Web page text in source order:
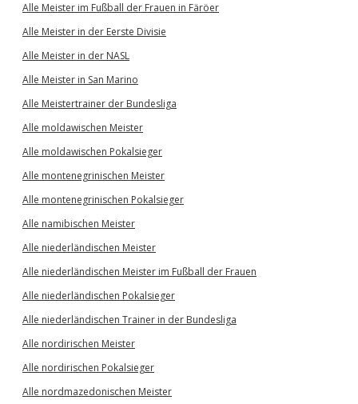
Alle Meister im Fußball der Frauen in Färöer
Alle Meister in der Eerste Divisie
Alle Meister in der NASL
Alle Meister in San Marino
Alle Meistertrainer der Bundesliga
Alle moldawischen Meister
Alle moldawischen Pokalsieger
Alle montenegrinischen Meister
Alle montenegrinischen Pokalsieger
Alle namibischen Meister
Alle niederländischen Meister
Alle niederländischen Meister im Fußball der Frauen
Alle niederländischen Pokalsieger
Alle niederländischen Trainer in der Bundesliga
Alle nordirischen Meister
Alle nordirischen Pokalsieger
Alle nordmazedonischen Meister